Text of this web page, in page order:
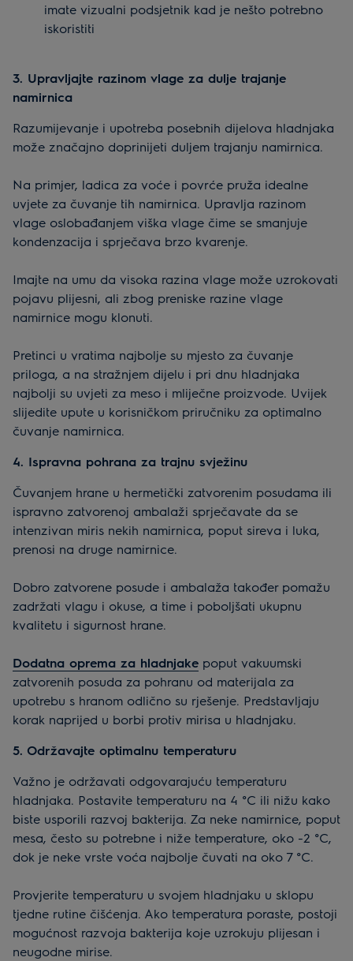
imate vizualni podsjetnik kad je nešto potrebno
iskoristiti
3. Upravljajte razinom vlage za dulje trajanje
namirnica
Razumijevanje i upotreba posebnih dijelova hladnjaka
može značajno doprinijeti duljem trajanju namirnica.
Na primjer, ladica za voće i povrće pruža idealne
uvjete za čuvanje tih namirnica. Upravlja razinom
vlage oslobađanjem viška vlage čime se smanjuje
kondenzacija i sprječava brzo kvarenje.
Imajte na umu da visoka razina vlage može uzrokovati
pojavu plijesni, ali zbog preniske razine vlage
namirnice mogu klonuti.
Pretinci u vratima najbolje su mjesto za čuvanje
priloga, a na stražnjem dijelu i pri dnu hladnjaka
najbolji su uvjeti za meso i mliječne proizvode. Uvijek
slijedite upute u korisničkom priručniku za optimalno
čuvanje namirnica.
4. Ispravna pohrana za trajnu svježinu
Čuvanjem hrane u hermetički zatvorenim posudama ili
ispravno zatvorenoj ambalaži sprječavate da se
intenzivan miris nekih namirnica, poput sireva i luka,
prenosi na druge namirnice.
Dobro zatvorene posude i ambalaža također pomažu
zadržati vlagu i okuse, a time i poboljšati ukupnu
kvalitetu i sigurnost hrane.
Dodatna oprema za hladnjake poput vakuumski
zatvorenih posuda za pohranu od materijala za
upotrebu s hranom odlično su rješenje. Predstavljaju
korak naprijed u borbi protiv mirisa u hladnjaku.
5. Održavajte optimalnu temperaturu
Važno je održavati odgovarajuću temperaturu
hladnjaka. Postavite temperaturu na 4 °C ili nižu kako
biste usporili razvoj bakterija. Za neke namirnice, poput
mesa, često su potrebne i niže temperature, oko -2 °C,
dok je neke vrste voća najbolje čuvati na oko 7 °C.
Provjerite temperaturu u svojem hladnjaku u sklopu
tjedne rutine čišćenja. Ako temperatura poraste, postoji
mogućnost razvoja bakterija koje uzrokuju plijesan i
neugodne mirise.